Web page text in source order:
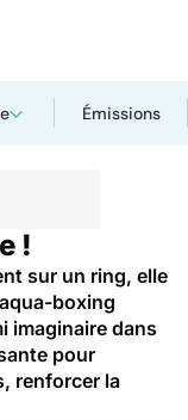
Émissions
!
sur un ring, elle
boxing
imaginaire dans
pour
renforcer la